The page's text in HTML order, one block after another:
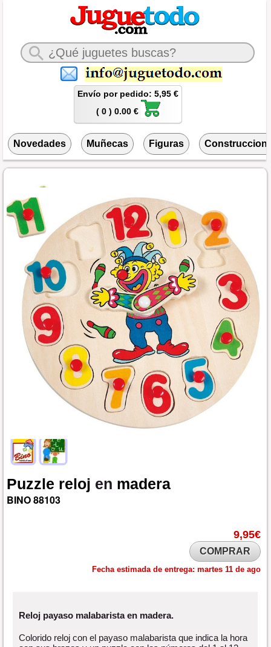
Envío por pedido: 5,95 €
( 0 ) 0.00 €
Novedades Muñecas Figuras
Puzzle reloj en madera
BINO88103
9,95€
COMPRAR
Fecha estimada de entrega: martes 11 de ago
Reloj payaso malabarista en madera.
Colorido reloj con el payaso malabarista que indica la hora